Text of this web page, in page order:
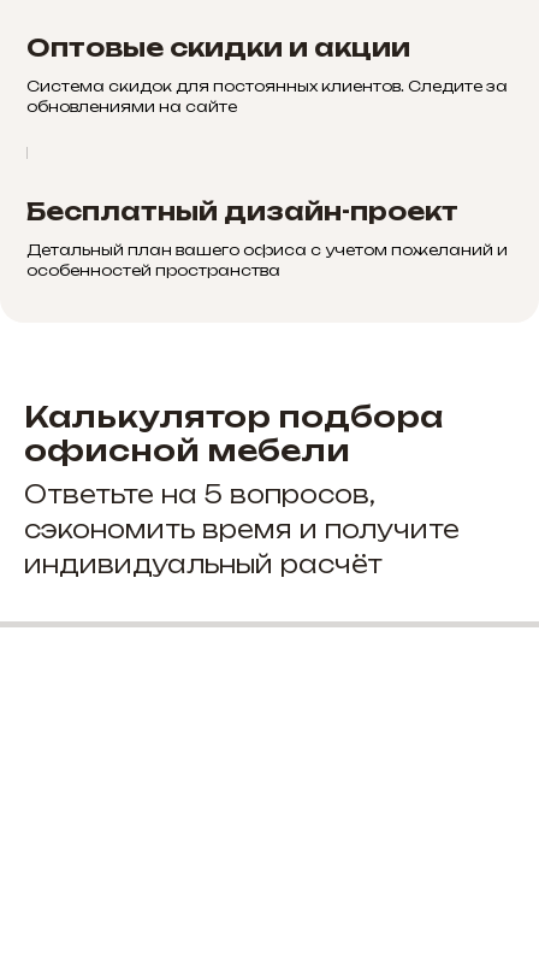
Оптовые скидки и акции
Система скидок для постоянных клиентов. Следите за
обновлениями на сайте
Бесплатный дизайн-проект
Детальный план вашего офиса с учетом пожеланий и
особенностей пространства
Калькулятор подбора
офисной мебели
Ответьте на 5 вопросов,
сэкономить время и получите
индивидуальный расчёт